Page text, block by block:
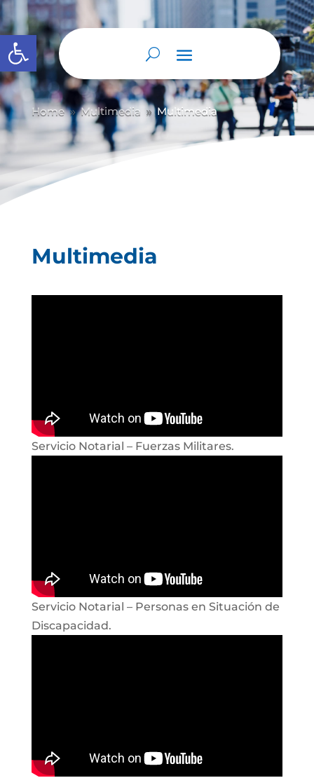
Abrir barra de herramientas
Home 9 Multimedia 9 Multimedia
Multimedia
Servicio Notarial – Fuerzas Militares.
Servicio Notarial – Personas en Situación de
Discapacidad.